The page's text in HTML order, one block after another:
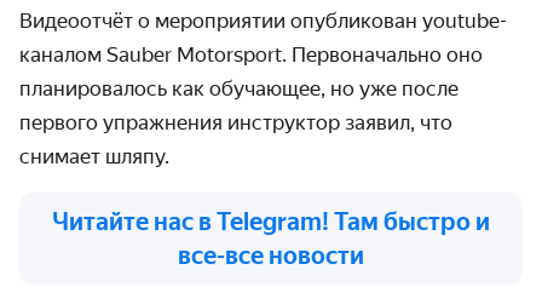
Видеоотчёт о мероприятии опубликован youtube-
каналом Sauber Motorsport. Первоначально оно
планировалось как обучающее, но уже после
первого упражнения инструктор заявил, что
снимает шляпу.
Читайте нас в Telegram! Там быстро и
все-все новости